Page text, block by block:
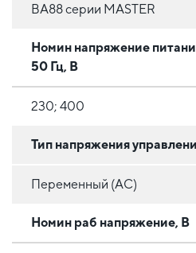
ВА88 серии MASTER
Номин напряжение
50 Гц, В
230; 400
Тип напряжения
Переменный (AC)
Номин раб напряжение, В